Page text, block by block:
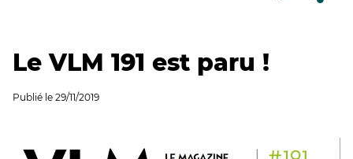
Le VLM 191 est paru !
Publié le 29/11/2019